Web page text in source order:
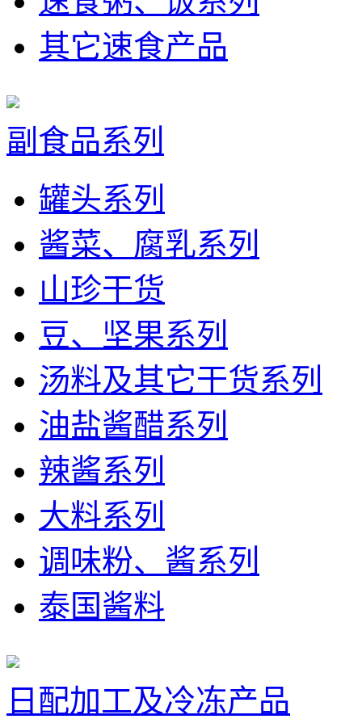
其它速食产品
副食品系列
罐头系列
酱菜、腐乳系列
山珍干货
豆、坚果系列
汤料及其它干货系列
油盐酱醋系列
辣酱系列
大料系列
调味粉、酱系列
泰国酱料
日配加工及冷冻产品